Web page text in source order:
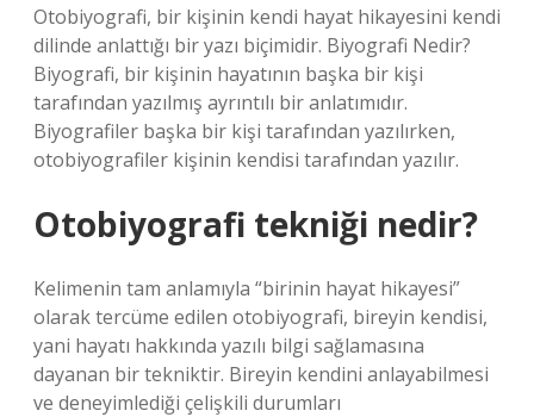
Otobiyografi, bir kişinin kendi hayat hikayesini kendi
dilinde anlattığı bir yazı biçimidir. Biyografi Nedir?
Biyografi, bir kişinin hayatının başka bir kişi
tarafından yazılmış ayrıntılı bir anlatımıdır.
Biyografiler başka bir kişi tarafından yazılırken,
otobiyografiler kişinin kendisi tarafından yazılır.
Otobiyografi tekniği nedir?
Kelimenin tam anlamıyla “birinin hayat hikayesi”
olarak tercüme edilen otobiyografi, bireyin kendisi,
yani hayatı hakkında yazılı bilgi sağlamasına
dayanan bir tekniktir. Bireyin kendini anlayabilmesi
ve deneyimlediği çelişkili durumları